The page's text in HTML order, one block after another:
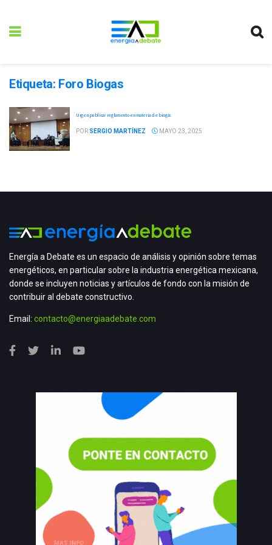
Etiqueta: Foro Biogas
Urgen publicar reglamento en materia de biogás
POR SERGIO MARTÍNEZ MAYO 23, 2025
Energía a Debate es un espacio de análisis y opinión sobre temas
energéticos, en particular sobre la industria energética mexicana,
donde se incluyen noticias y artículos de fondo con la misión de
contribuir al debate constructivo.
Email: contacto@energiaadebate.com